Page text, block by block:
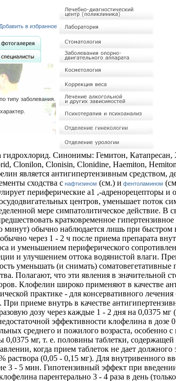
Добавить в избранное
типу заболевания.
Синонимы: Гемитон, Катапресан,
Clonilon, Clonisin, Clonidine, Haemiton,
является антигипертензивным средством,
сходства с нафтизином (см.) и фентоламином
периферические a1 ,-адренорецепторы и
центров, уменьшает
мере симпатолитическое действие. В
кратковременное
минут) обычно наблюдается лишь при
через 1 - 2 ч после приема препарата
и уменьшением периферического
и улучшением оттока водянистой влаги.
уменьшать (и снимать)
Полагают, что эти явления в
Клофелин широко применяют в качестве
практике - для консервативного
приеме внутрь в качестве
дозу через каждые 1 - 2 дня на 0,0375
эффективности клофелина в дозе
среднего и пожилого возраста, особенно
мг, т. е. половины таблетки,
когда прием таблеток не дает
(0,05 - 0,15 мг). Для внутривенного
3 - 5 мин. Гипотензивный эффект при
парентерально 3 - 4 раза в день